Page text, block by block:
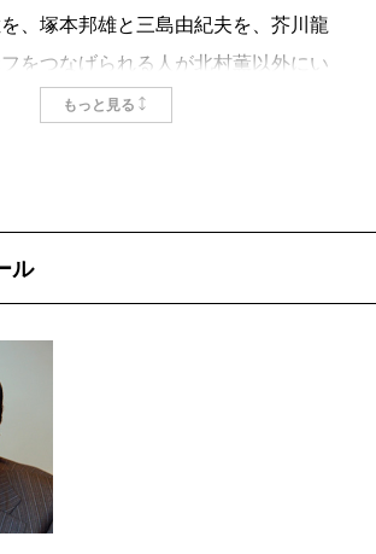
、塚本邦雄と三島由紀夫を、芥川龍
をつなげられる人が北村薫以外にい
さおりと戸板康二を、大辻司郎と松
るものはみんなつながってしまう。
りするこの本を読む喜びは、ほとん
いような快楽だ。無論これは著者の
し得ない本だけれど、おもしろいの
美しいのは）、著者の博識以外の要
込んでくることで、ここにはたくさ
もっと見る
ル